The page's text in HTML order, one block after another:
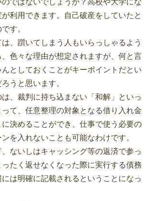
ではないでしょうか？高校や大学にな
利用できます。自己破産をしていたと
す。
、躓いてしまう人もいらっしゃるよう
色々な理由が想定されますが、何と言
としておくことがキーポイントだとい
うと思います。
、裁判に持ち込まない「和解」といっ
て、任意整理の対象となる借り入れ金
決めることができ、仕事で使う必要の
を入れないことも可能なわけです。
ないしはキャッシング等の返済で参っ
たく返せなくなった際に実行する債務
は明確に記載されるということになっ